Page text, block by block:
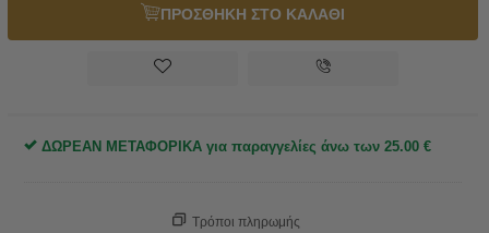
ΠΡΟΣΘΗΚΗ ΣΤΟ ΚΑΛΑΘΙ
ΔΩΡΕΑΝ ΜΕΤΑΦΟΡΙΚΑ για παραγγελίες άνω των 25.00 €
Τρόποι πληρωμής